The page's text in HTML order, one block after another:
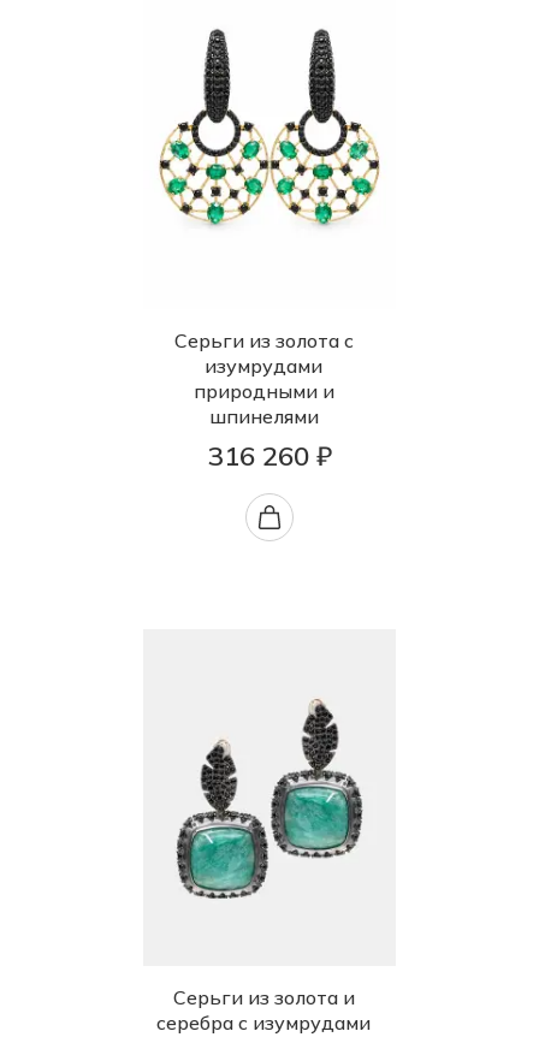
Серьги из золота с
изумрудами
природными и
шпинелями
316 260 ₽
Серьги из золота и
серебра с изумрудами